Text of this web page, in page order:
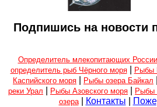
Подпишись на новости
Определитель млекопитающих России
определитель рыб Чёрного моря| Рыбы
Каспийского моря
Рыбы озера Байкал
реки Урал
Рыбы Азовского моря Рыбы
озера| Контакты